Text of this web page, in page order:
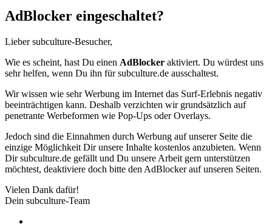
AdBlocker eingeschaltet?
Lieber subculture-Besucher,
Wie es scheint, hast Du einen AdBlocker aktiviert. Du würdest uns
sehr helfen, wenn Du ihn für subculture.de ausschaltest.
Wir wissen wie sehr Werbung im Internet das Surf-Erlebnis negativ
beeinträchtigen kann. Deshalb verzichten wir grundsätzlich auf
penetrante Werbeformen wie Pop-Ups oder Overlays.
Jedoch sind die Einnahmen durch Werbung auf unserer Seite die
einzige Möglichkeit Dir unsere Inhalte kostenlos anzubieten. Wenn
Dir subculture.de gefällt und Du unsere Arbeit gern unterstützen
möchtest, deaktiviere doch bitte den AdBlocker auf unseren Seiten.
Vielen Dank dafür!
Dein subculture-Team